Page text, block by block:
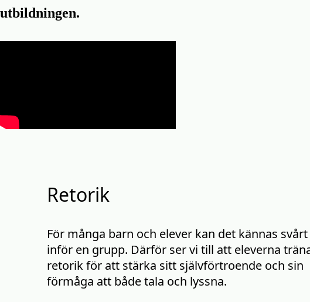
utbildningen.
Retorik
För många barn och elever kan det kännas
inför en grupp. Därför ser vi till att eleverna
retorik för att stärka sitt självförtroende och sin
förmåga att både tala och lyssna.